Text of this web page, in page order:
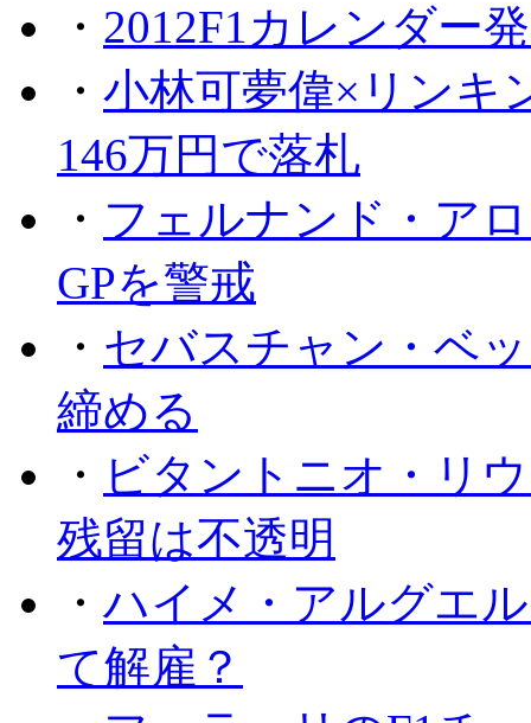
・ 2012F1カレンダー
・ 小林可夢偉×リンキ
146万円で落札
・ フェルナンド・ア
GPを警戒
・ セバスチャン・ベ
締める
・ ビタントニオ・リ
残留は不透明
・ハイメ・アルグエ
て解雇？